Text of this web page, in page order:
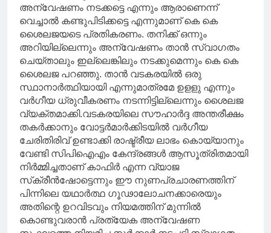
അന്വേഷണം നടക്കട്ടെ എന്നും ആരാണെന്ന്
വെച്ചാല്‍ കണ്ടുപിടിക്കട്ടെ എന്നുമാണ് കെ കെ
ശൈലജയടെ പ്രതികരണം. തനിക്ക് ഒന്നും
അറിയില്ലെന്നും അന്വേഷണം താന്‍ സ്വാഗതം
ചെയ്താലും ഇല്ലെങ്കിലും നടക്കുമെന്നും കെ കെ
ശൈലജ പറഞ്ഞു. താന്‍ വടകരയില്‍ ഒരു
സ്ഥാനാര്‍ത്ഥിയായി എന്നുമാത്രമേ ഉളളു എന്നും
വര്‍ഗീയ ധ്രുവീകരണം നടന്നിട്ടില്ലെന്നും ശൈലജ
വ്യക്തമാക്കി.വടകരയിലെ സൗഹാര്‍ദ്ദ അന്തരീക്ഷം
തകര്‍ക്കാനും വോട്ടര്‍മാര്‍ക്കിടയില്‍ വര്‍ഗീയ
ചേരിതിരിവ് ഉണ്ടാക്കി രാഷ്ട്രീയ ലാഭം കൊയ്യാനും
വേണ്ടി സിപിഐഎം കേന്ദ്രങ്ങള്‍ ആസൂത്രിതമായി
നിര്‍മ്മിച്ചതാണ് കാഫിര്‍ എന്ന വ്യാജ
സ്‌ക്രീന്‍ഷോട്ടെന്നും ഈ നുണപ്രചാരണത്തിന്
പിന്നിലെ യഥാര്‍ത്ഥ ഗൂഢാലോചനക്കാരെയും
അതിന്റെ ഉറവിടവും നിയമത്തിന് മുന്നില്‍
കൊണ്ടുവരാന്‍ പ്രത്യേക അന്വേഷണ